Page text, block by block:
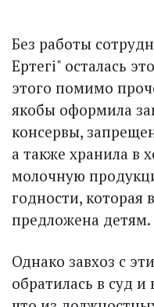
Без работы
Ертегі" осталась
этого помимо
якобы оформила
консервы,
а также хранила в
молочную
годности, которая
предложена детям.
Однако завхоз с
обратилась в суд и